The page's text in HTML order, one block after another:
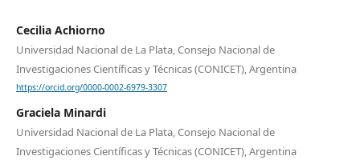
Cecilia Achiorno
Universidad Nacional de La Plata, Consejo Nacional de
Investigaciones Científicas y Técnicas (CONICET), Argentina
https://orcid.org/0000-0002-6979-3307
Graciela Minardi
Universidad Nacional de La Plata, Consejo Nacional de
Investigaciones Científicas y Técnicas (CONICET), Argentina